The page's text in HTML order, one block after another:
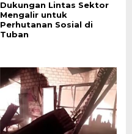
Dukungan Lintas Sektor
Mengalir untuk
Perhutanan Sosial di
Tuban